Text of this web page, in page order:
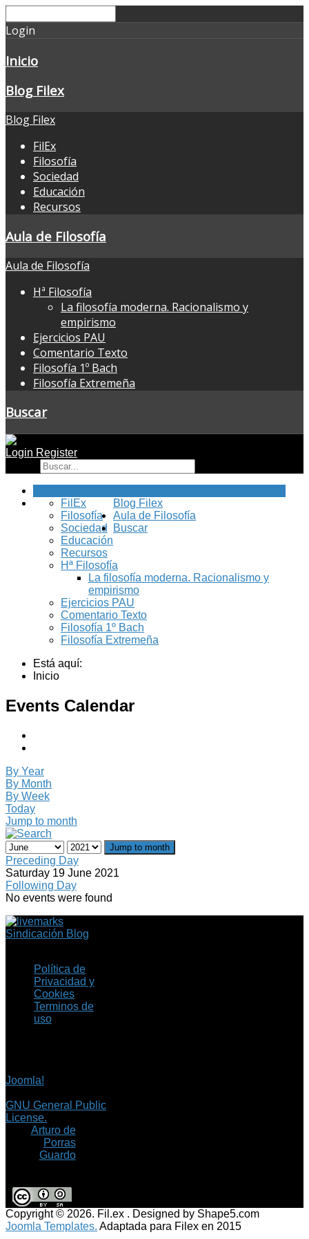
Login
Inicio
Blog Filex
Blog Filex
FilEx
Filosofía
Sociedad
Educación
Recursos
Aula de Filosofía
Aula de Filosofía
Hª Filosofía
La filosofía moderna. Racionalismo y
empirismo
Ejercicios PAU
Comentario Texto
Filosofía 1º Bach
Filosofía Extremeña
Buscar
Login Register
Blog Filex
FilEx
Filosofía
Sociedad
Educación
Recursos
Aula de Filosofía
Hª Filosofía
La filosofía moderna. Racionalismo y
empirismo
Ejercicios PAU
Comentario Texto
Filosofía 1º Bach
Filosofía Extremeña
Buscar
Está aquí:
Inicio
Events Calendar
By Year
By Month
By Week
Today
Jump to month
Jump to month
Preceding Day
Saturday 19 June 2021
Following Day
No events were found
Sindicación Blog
Política de
Privacidad y
Cookies
Terminos de
uso
Joomla!
GNU General Public
License.
Arturo de
Porras
Guardo
Copyright © 2026. Fil.ex . Designed by Shape5.com
Joomla Templates. Adaptada para Filex en 2015